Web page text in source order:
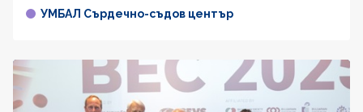
УМБАЛ Сърдечно-съдов център